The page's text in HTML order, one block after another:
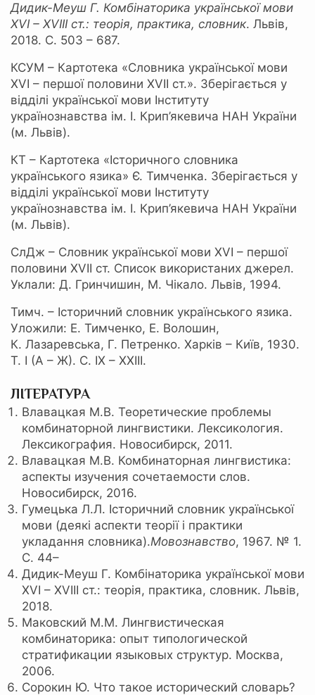
Дидик-Меуш Г. Комбінаторика української мови
XVI – XVIII ст.: теорія, практика, словник. Львів,
2018. С. 503 – 687.
КСУМ – Картотека «Словника української мови
XVI – першої половини XVII ст.». Зберігається у
відділі української мови Інституту
українознавства ім. І. Крип’якевича НАН України
(м. Львів).
КТ – Картотека «Історичного словника
українського язика» Є. Тимченка. Зберігається у
відділі української мови Інституту
українознавства ім. І. Крип’якевича НАН України
(м. Львів).
СлДж – Словник української мови XVI – першої
половини XVII ст. Список використаних джерел.
Уклали: Д. Гринчишин, М. Чікало. Львів, 1994.
Тимч. – Історичний словник українського язика.
Уложили: Е. Тимченко, Е. Волошин,
К. Лазаревська, Г. Петренко. Харків – Київ, 1930.
Т. І (А – Ж). С. IX – XXIII.
ЛІТЕРАТУРА
Влавацкая М.В. Теоретические проблемы
комбинаторной лингвистики. Лексикология.
Лексикография. Новосибирск, 2011.
Влавацкая М.В. Комбинаторная лингвистика:
аспекты изучения сочетаемости слов.
Новосибирск, 2016.
Гумецька Л.Л. Історичний словник української
мови (деякі аспекти теорії і практики
укладання словника).Мовознавство, 1967. № 1.
С. 44–
Дидик-Меуш Г. Комбінаторика української мови
XVI – XVIII ст.: теорія, практика, словник. Львів,
2018.
Маковский М.М. Лингвистическая
комбинаторика: опыт типологической
стратификации языковых структур. Москва,
2006.
Сорокин Ю. Что такое исторический словарь?